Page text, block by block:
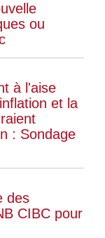
ou
à l'aise
et la
: Sondage
des
CIBC pour